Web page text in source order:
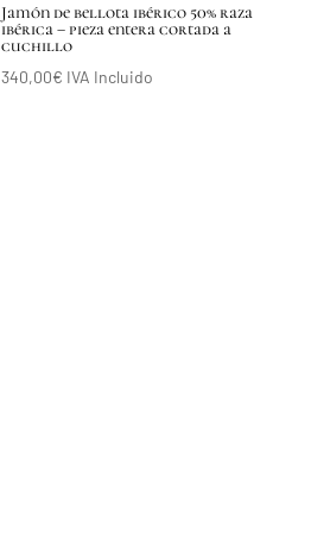
Jamón de bellota ibérico 50% raza
ibérica – pieza entera cortada a
cuchillo
340,00€ IVA Incluido